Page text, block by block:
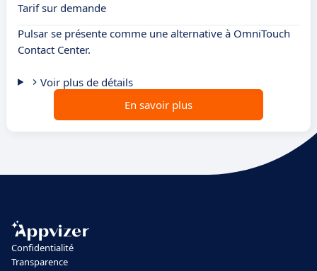
Tarif sur demande
Pulsar se présente comme une alternative à OmniTouch
Contact Center.
Voir plus de détails
En savoir plus
Confidentialité
Transparence